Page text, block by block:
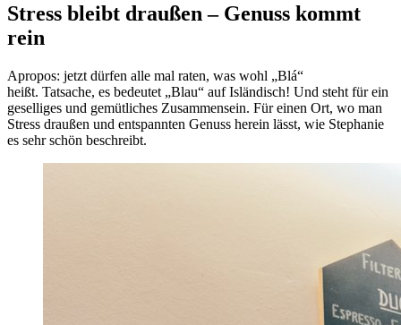
Stress bleibt draußen – Genuss kommt
rein
Apropos: jetzt dürfen alle mal raten, was wohl „Blá“
heißt. Tatsache, es bedeutet „Blau“ auf Isländisch! Und steht für ein
geselliges und gemütliches Zusammensein. Für einen Ort, wo man
Stress draußen und entspannten Genuss herein lässt, wie Stephanie
es sehr schön beschreibt.